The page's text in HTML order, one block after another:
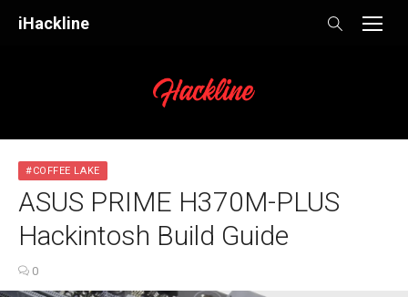
iHackline
#COFFEE LAKE
ASUS PRIME H370M-PLUS
Hackintosh Build Guide
0